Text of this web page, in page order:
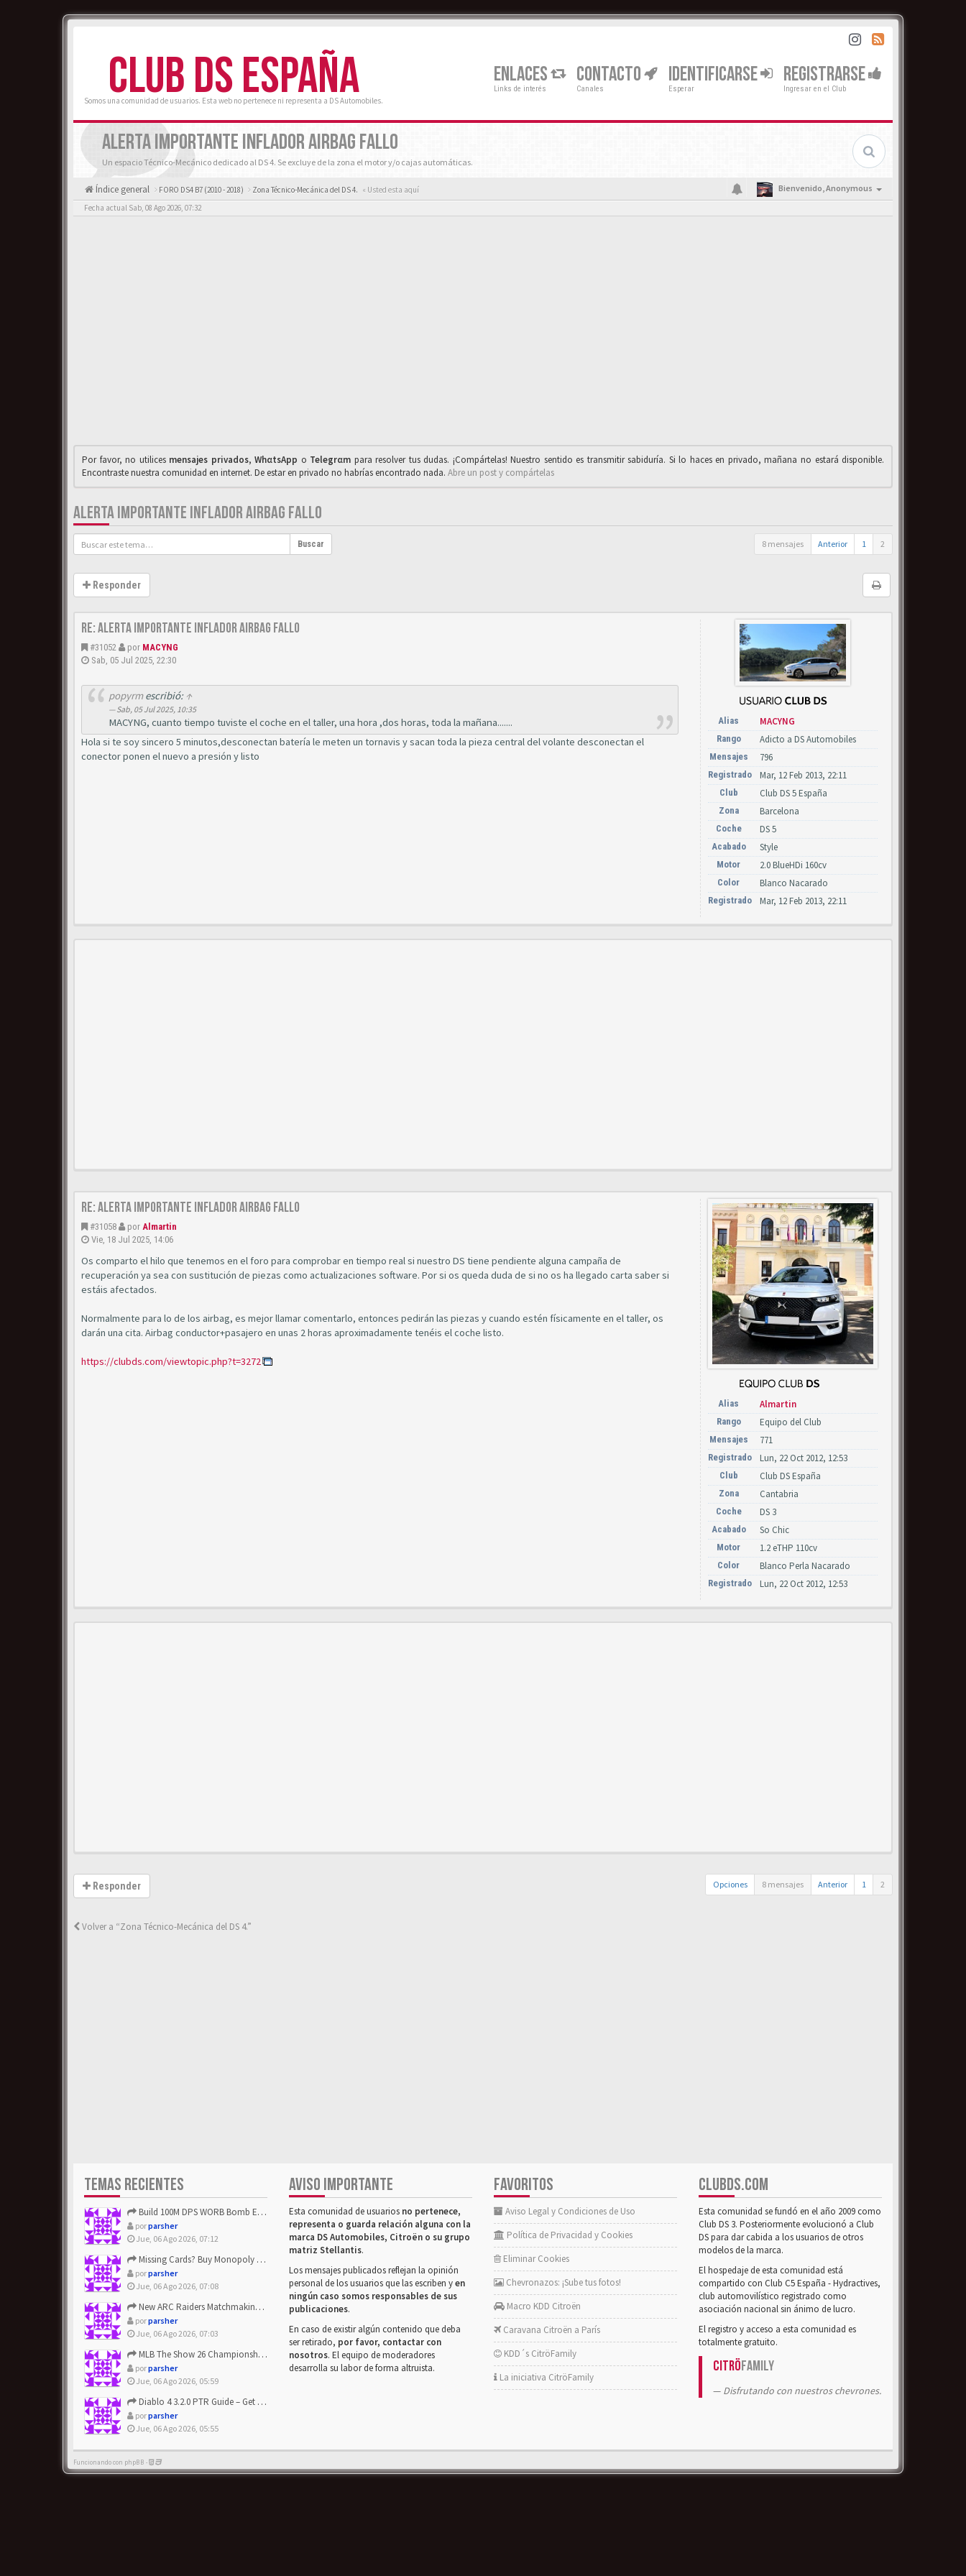
CLUB DS ESPAÑA
Somos una comunidad de usuarios. Esta web no pertenece ni representa a DS Automobiles.
ENLACES
Links de interés
CONTACTO
Canales
IDENTIFICARSE
Esperar
REGISTRARSE
Ingresar en el Club
ALERTA IMPORTANTE INFLADOR AIRBAG FALLO
Un espacio Técnico-Mecánico dedicado al DS 4. Se excluye de la zona el motor y/o cajas automáticas.
Índice general FORO DS4 B7 (2010 - 2018) Zona Técnico-Mecánica del DS 4. « Usted esta aquí Bienvenido,Anonymous
Fecha actual Sab, 08 Ago 2026, 07:32
Por favor, no utilices mensajes privados,WhαtsApp o Telegrαm para resolver tus dudas. ¡Compártelas! Nuestro sentido es transmitir sabiduría. Si lo haces en privado, mañana no estará disponible.
Encontraste nuestra comunidad en internet. De estar en privado no habrías encontrado nada. Abre un post y compártelas
ALERTA IMPORTANTE INFLADOR AIRBAG FALLO
Buscar 8 mensajes Anterior 1 2
Responder
Re: Alerta importante inflador airbag fallo
#31052 por MACYNG
Sab, 05 Jul 2025, 22:30
popyrmescribió: ↑
Sab, 05 Jul 2025, 10:35
MACYNG, cuanto tiempo tuviste el coche en el taller, una hora ,dos horas, toda la mañana.......
Hola si te soy sincero 5 minutos,desconectan batería le meten un tornavis y sacan toda la pieza central del volante desconectan el
conector ponen el nuevo a presión y listo
Alias MACYNG
Rango Adicto a DS Automobiles
Mensajes 796
Registrado Mar, 12 Feb 2013, 22:11
Club Club DS 5 España
Zona Barcelona
Coche DS 5
Acabado Style
Motor 2.0 BlueHDi 160cv
Color Blanco Nacarado
Registrado Mar, 12 Feb 2013, 22:11
Re: Alerta importante inflador airbag fallo
#31058 por Almartin
Vie, 18 Jul 2025, 14:06
Os comparto el hilo que tenemos en el foro para comprobar en tiempo real si nuestro DS tiene pendiente alguna campaña de
recuperación ya sea con sustitución de piezas como actualizaciones software. Por si os queda duda de si no os ha llegado carta saber si
estáis afectados.
Normalmente para lo de los airbag, es mejor llamar comentarlo, entonces pedirán las piezas y cuando estén físicamente en el taller, os
darán una cita. Airbag conductor+pasajero en unas 2 horas aproximadamente tenéis el coche listo.
https://clubds.com/viewtopic.php?t=3272
Alias Almartin
Rango Equipo del Club
Mensajes 771
Registrado Lun, 22 Oct 2012, 12:53
Club Club DS España
Zona Cantabria
Coche DS 3
Acabado So Chic
Motor 1.2 eTHP 110cv
Color Blanco Perla Nacarado
Registrado Lun, 22 Oct 2012, 12:53
Responder Opciones 8 mensajes Anterior 1 2
Volver a “Zona Técnico-Mecánica del DS 4.”
TEMAS RECIENTES
Build 100M DPS WORB Bomb Elementalist Fast - Grab POE Curren...
porparsher
Jue, 06 Ago 2026, 07:12
Missing Cards? Buy Monopoly Go Happy Harvest with Looney Tun...
porparsher
Jue, 06 Ago 2026, 07:08
New ARC Raiders Matchmaking Update: Stop Failed - Grab Bluep...
porparsher
Jue, 06 Ago 2026, 07:03
MLB The Show 26 Championship Series Update! Get Cheap & ...
porparsher
Jue, 06 Ago 2026, 05:59
Diablo 4 3.2.0 PTR Guide – Get 8% Off Items Quickly to Test ...
porparsher
Jue, 06 Ago 2026, 05:55
AVISO IMPORTANTE
Esta comunidad de usuarios no pertenece,
representa o guarda relación alguna con la
marca DS Automobiles, Citroën o su grupo
matriz Stellantis.
Los mensajes publicados reflejan la opinión
personal de los usuarios que las escriben yen
ningún caso somos responsables de sus
publicaciones.
En caso de existir algún contenido que deba
ser retirado, por favor, contactar con
nosotros. El equipo de moderadores
desarrolla su labor de forma altruista.
FAVORITOS
Aviso Legal y Condiciones de Uso
Política de Privacidad y Cookies
Eliminar Cookies
Chevronazos: ¡Sube tus fotos!
Macro KDD Citroën
Caravana Citroën a París
KDD´s CitröFamily
La iniciativa CitröFamily
CLUBDS.COM
Esta comunidad se fundó en el año 2009 como
Club DS 3. Posteriormente evolucionó a Club
DS para dar cabida a los usuarios de otros
modelos de la marca.
El hospedaje de esta comunidad está
compartido con Club C5 España - Hydractives,
club automovilístico registrado como
asociación nacional sin ánimo de lucro.
El registro y acceso a esta comunidad es
totalmente gratuito.
CitröFamily
Disfrutando con nuestros chevrones.
Funcionando con phpBB -